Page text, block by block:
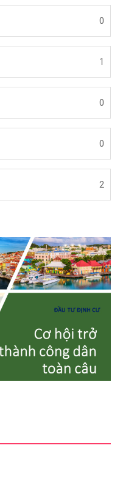
0
1
0
0
2